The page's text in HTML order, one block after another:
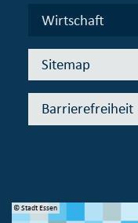
Wirtschaft
Sitemap
Barrierefreiheit
© Stadt Essen